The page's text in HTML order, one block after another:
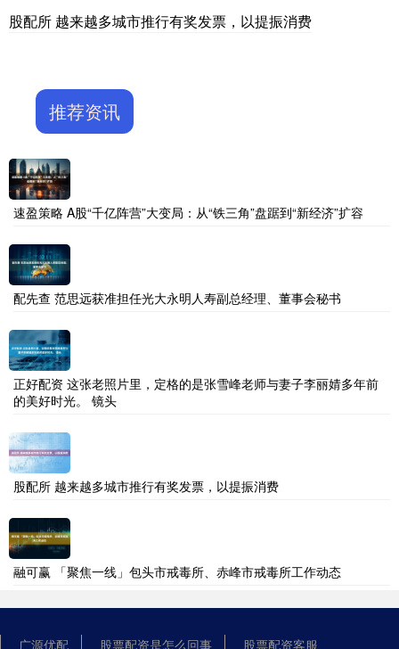
股配所 越来越多城市推行有奖发票，以提振消费
推荐资讯
速盈策略 A股“千亿阵营”大变局：从“铁三角”盘踞到“新经济”扩容
配先查 范思远获准担任光大永明人寿副总经理、董事会秘书
正好配资 这张老照片里，定格的是张雪峰老师与妻子李丽婧多年前
的美好时光。 镜头
股配所 越来越多城市推行有奖发票，以提振消费
融可赢 「聚焦一线」包头市戒毒所、赤峰市戒毒所工作动态
广源优配 股票配资是怎么回事 股票配资客服